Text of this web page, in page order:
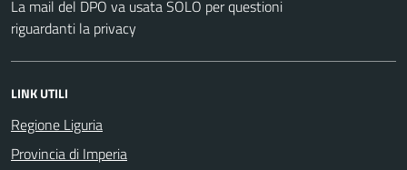
La mail del DPO va usata SOLO per questioni
riguardanti la privacy
LINK UTILI
Regione Liguria
Provincia di Imperia